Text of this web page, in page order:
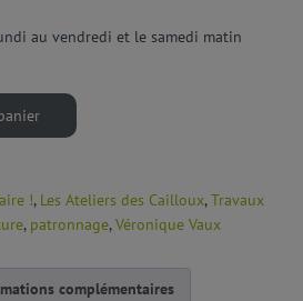
au vendredi et le samedi matin
!, Les Ateliers des Cailloux,Travaux
, patronnage,Véronique Vaux
complémentaires